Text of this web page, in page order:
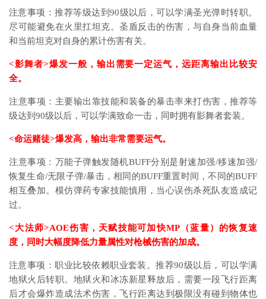
注意事项：推荐等级达到90级以后，可以学满圣光弹时转职。
尽可能避免在火里扛坦克。圣盾反击的伤害，与自身当前血量
和当前坦克对自身的累计伤害有关。
<影舞者>爆发一般，输出需要一定运气，远距离输出比较安
全。
注意事项：主要输出靠技能和装备的暴击率来打伤害，推荐等
级达到90级以后，可以学满致命一击，同时拥有影舞者套装。
<命运赌徒>爆发高，输出非常需要运气。
注意事项：万能子弹触发随机BUFF分别是射速加强/移速加强/
恢复生命/无限子弹/暴击，相同的BUFF重置时间，不同的BUFF
相互叠加。模仿弹药专家技能慎用，当心误伤杀死队友造成记
过。
<大法师>AOE伤害，天赋技能可加快MP（蓝量）的恢复速
度，同时大幅度降低力量属性对枪械伤害的加成。
注意事项：职业比较依赖职业套装。推荐90级以后，可以学满
地狱火后转职。地狱火和冰冻新星释放后，需要一段飞行距离
后才会爆炸造成法术伤害，飞行距离达到极限没有碰到物体也